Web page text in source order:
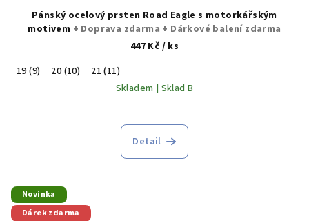
Pánský ocelový prsten Road Eagle s motorkářským
motivem + Doprava zdarma + Dárkové balení zdarma
447 Kč / ks
19 (9)
20 (10)
21 (11)
Skladem | Sklad B
Detail
Novinka
Dárek zdarma